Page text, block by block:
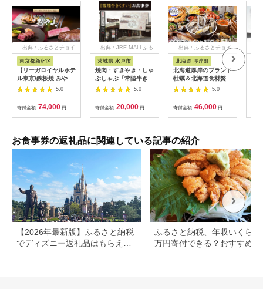
出典：ふるさとチョイ
東京都新宿区
【リーガロイヤルホテ
ル東京/鉄板焼 みや
美】ランチペアお食事
券 鉄板焼 ステーキ ラ
ンチ ペア食事券 チケ
ット ギフト ホテル 記
念日 旅行 東京 新宿
5.0
寄付金額: 74,000 円
出典：JRE MALLふる
さと納税
茨城県 水戸市
焼肉・すきやき・しゃ
ぶしゃぶ『常陸牛きく
すい』食事券6,000円
分【お食事券 常陸牛
ステーキ 焼肉 すき焼
き ハンバーグ 茨城県
水戸市 水戸 20000円
（BG-25）
5.0
寄付金額: 20,000 円
出典：ふるさとチョイ
北海道 厚岸町
北海道厚岸のブランド
牡蠣＆北海道食材贅沢
コース（2名様用）お
食事券 [№5863-
5.0
寄付金額: 46,000 円
お食事券の返礼品に関連している記事の紹介
【2026年最新版】ふるさと納税
でディズニー返礼品はもらえ
ふるさと納税、年収いくらで
万円寄付できる？おすすめ返